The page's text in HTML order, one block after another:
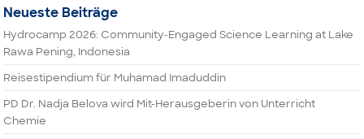
Neueste Beiträge
Hydrocamp 2026: Community-Engaged Science Learning at Lake
Rawa Pening, Indonesia
Reisestipendium für Muhamad Imaduddin
PD Dr. Nadja Belova wird Mit-Herausgeberin von Unterricht
Chemie